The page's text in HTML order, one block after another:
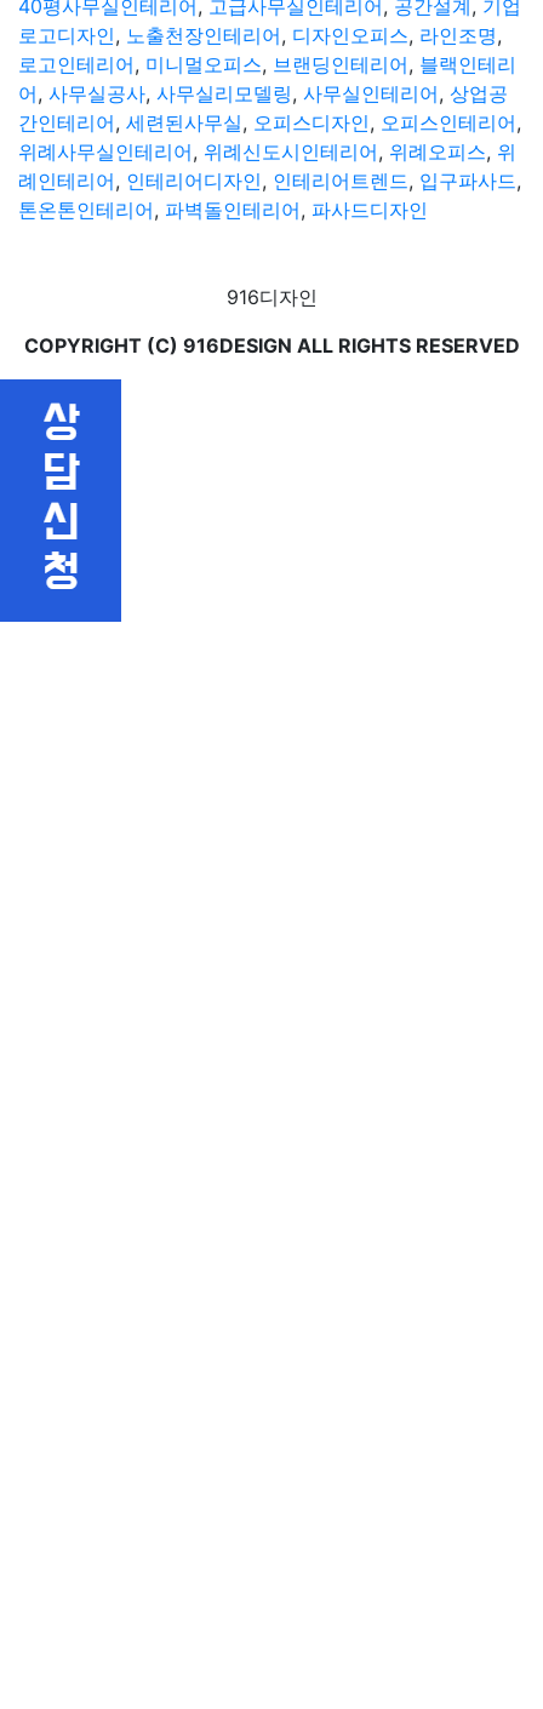
40평사무실인테리어 , 고급사무실인테리어 , 공간설계 , 기업
로고디자인, 노출천장인테리어, 디자인오피스, 라인조명,
로고인테리어, 미니멀오피스, 브랜딩인테리어, 블랙인테리
어, 사무실공사, 사무실리모델링, 사무실인테리어, 상업공
간인테리어, 세련된사무실, 오피스디자인, 오피스인테리어,
위례사무실인테리어, 위례신도시인테리어, 위례오피스, 위
례인테리어, 인테리어디자인, 인테리어트렌드, 입구파사드,
톤온톤인테리어, 파벽돌인테리어, 파사드디자인
916디자인
COPYRIGHT (C) 916DESIGN ALL RIGHTS RESERVED